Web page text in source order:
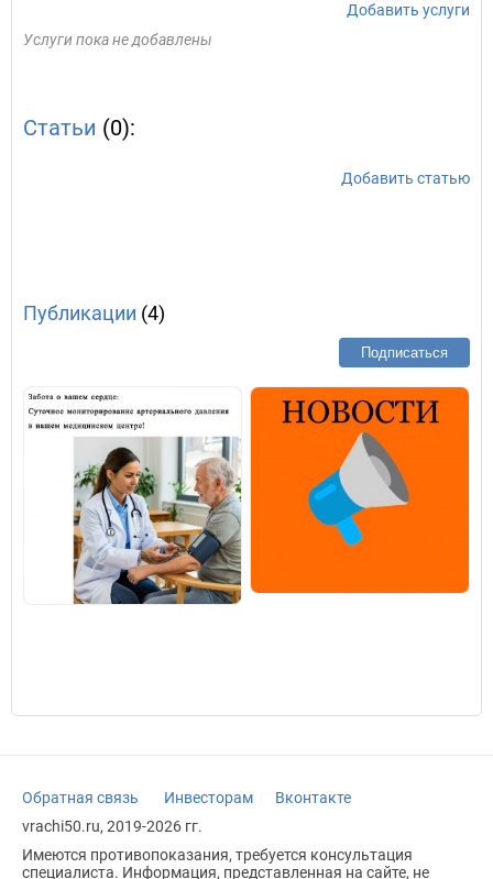
Добавить услуги
Услуги пока не добавлены
Статьи (0):
Добавить статью
Публикации (4)
Подписаться
Обратная связь Инвесторам
Вконтакте
vrachi50.ru, 2019-2026 гг.
Имеются противопоказания, требуется консультация
специалиста. Информация, представленная на сайте, не